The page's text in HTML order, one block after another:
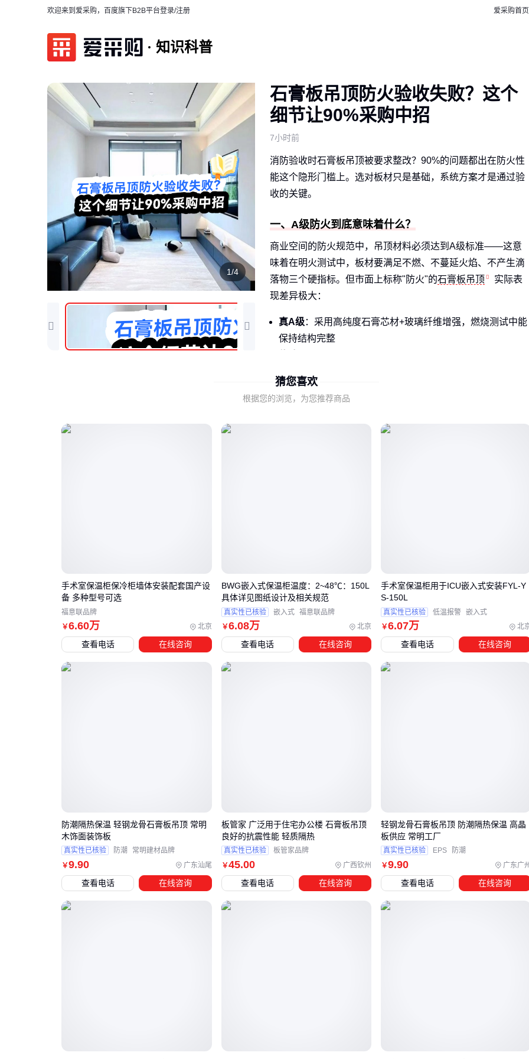
欢迎来到爱采购，百度旗下B2B平台登录/注册 爱采购首页
知识科普
1/4
石膏板吊顶防火验收失败？这个
细节让90%采购中招
7小时前
消防验收时石膏板吊顶被要求整改？90%的问题都出在防火性
能这个隐形门槛上。选对板材只是基础，系统方案才是通过验
收的关键。
一、A级防火到底意味着什么？
商业空间的防火规范中，吊顶材料必须达到A级标准——这意
味着在明火测试中，板材要满足不燃、不蔓延火焰、不产生滴
落物三个硬指标。但市面上标称"防火"的石膏板吊顶
实际表
现差异极大：
真A级：采用高纯度石膏芯材+玻璃纤维增强，燃烧测试中能
保持结构完整
特别要注意的是，医院、学校等公共场所的验收标准比办公室
石膏纯度
：天然石膏含量≥85%的板材，高温下会释放结晶水
形成阻隔层
增强纤维：玻璃纤维网格布比木质纤维的耐温性高200℃以上
：中间夹铝箔层的硅酸钙板吊顶
，能有效阻隔热
实验室数据显示，同样厚度的板材，含杂质石膏的燃烧蔓延速
形
必须选用镀锌层≥120g/㎡的龙骨
转角处要用斜拉加强件
木龙骨石膏板吊顶
更适合造型复杂的吊顶，但需注意：
猜您喜欢
根据您的浏览，为您推荐商品
￥6.60万 北京
手术室保温柜保冷柜墙体安装配套国产设
备 多种型号可选
福意联品牌
查看电话 在线咨询
￥6.08万 北京
BWG嵌入式保温柜温度：2~48℃：150L
具体详见图纸设计及相关规范
真实性已核验 嵌入式 福意联品牌
查看电话 在线咨询
￥6.07万 北
手术室保温柜用于ICU嵌入式安装FYL-Y
S-150L
真实性已核验 低温报警 嵌入式
查看电话 在线咨询
￥9.90 广东汕尾
防潮隔热保温 轻钢龙骨石膏板吊顶 常明
木饰面装饰板
真实性已核验 防潮 常明建材品牌
查看电话 在线咨询
￥45.00 广西钦州
板管家 广泛用于住宅办公楼 石膏板吊顶
良好的抗震性能 轻质隔热
真实性已核验 板管家品牌
查看电话 在线咨询
￥9.90 广东广
轻钢龙骨石膏板吊顶 防潮隔热保温 高晶
板供应 常明工厂
真实性已核验 EPS 防潮
查看电话 在线咨询